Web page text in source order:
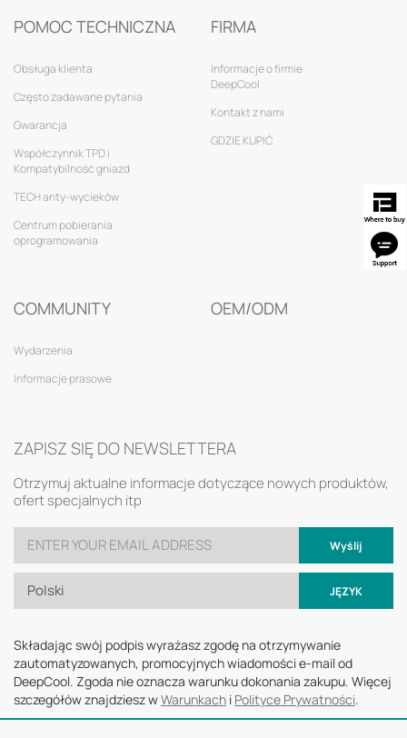
POMOC TECHNICZNA
Obsługa klienta
Często zadawane pytania
Gwarancja
Współczynnik TPD i
Kompatybilność gniazd
TECH anty-wycieków
Centrum pobierania
oprogramowania
FIRMA
Informacje o firmie
DeepCool
Kontakt z nami
GDZIE KUPIĆ
COMMUNITY
Wydarzenia
Informacje prasowe
OEM/ODM
ZAPISZ SIĘ DO NEWSLETTERA
Otrzymuj aktualne informacje dotyczące nowych produktów,
ofert specjalnych itp
Wyślij
Polski JĘZYK
Składając swój podpis wyrażasz zgodę na otrzymywanie
zautomatyzowanych, promocyjnych wiadomości e-mail od
DeepCool. Zgoda nie oznacza warunku dokonania zakupu. Więcej
szczegółów znajdziesz wWarunkach i Polityce Prywatności.